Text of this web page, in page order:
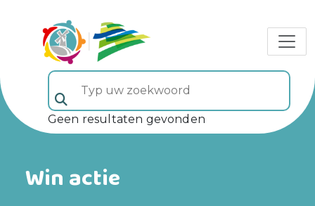
Typ uw zoekwoord (veld 5)
Geen resultaten gevonden
Win actie